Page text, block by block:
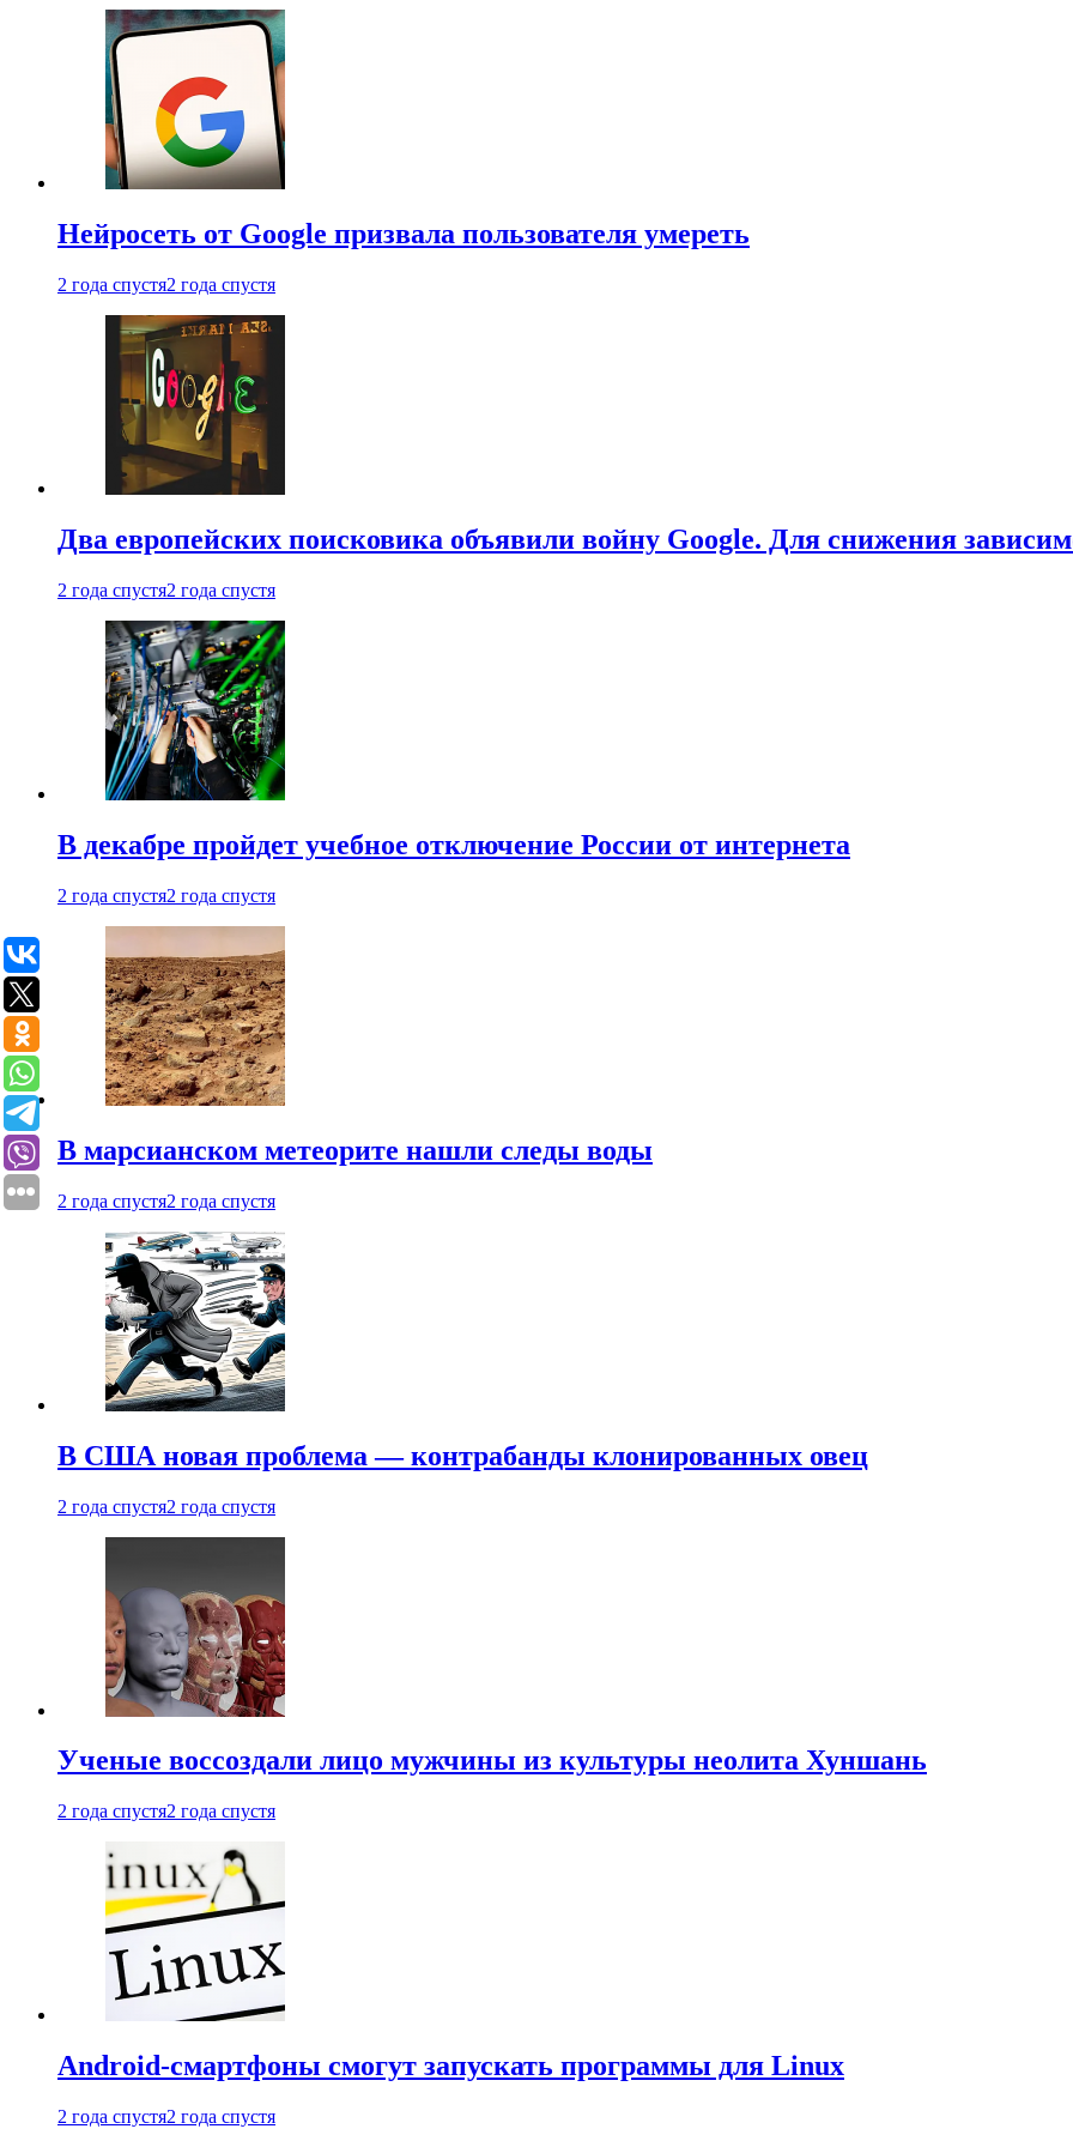
Нейросеть от Google призвала пользователя умереть
2 года спустя2 года спустя
Два европейских поисковика объявили войну Google. Для снижения
2 года спустя2 года спустя
В декабре пройдет учебное отключение России от интернета
2 года спустя2 года спустя
В марсианском метеорите нашли следы воды
2 года спустя2 года спустя
В США новая проблема — контрабанды клонированных овец
2 года спустя2 года спустя
Ученые воссоздали лицо мужчины из культуры неолита Хуншань
2 года спустя2 года спустя
Android-смартфоны смогут запускать программы для Linux
2 года спустя2 года спустя